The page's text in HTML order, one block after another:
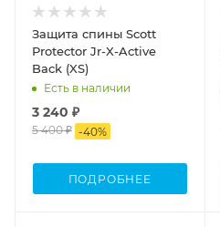
Защита спины Scott
Protector Jr-X-Active
Back (XS)
Есть в наличии
3 240 ₽
5 400 ₽ -40%
ПОДРОБНЕЕ